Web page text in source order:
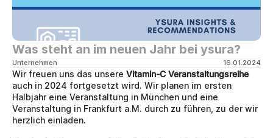
Was steht an im neuen Jahr bei ysura?
Unternehmen 16.01.2024
Wir freuen uns das unsere Vitamin-C Veranstaltungsreihe
auch in 2024 fortgesetzt wird. Wir planen im ersten
Halbjahr eine Veranstaltung in München und eine
Veranstaltung in Frankfurt a.M. durch zu führen, zu der wir
herzlich einladen.